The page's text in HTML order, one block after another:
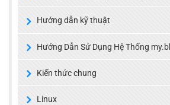
Hướng dẫn kỹ thuật
Hướng Dẫn Sử Dụng Hệ Thống
Kiến thức chung
Linux